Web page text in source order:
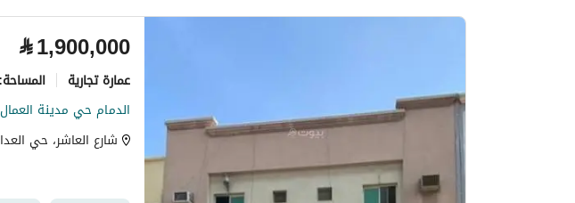
⃁1,900,000
عمارة تجارية المساحة:
الدمام حي مدينة العمال
شارع العاشر، حي